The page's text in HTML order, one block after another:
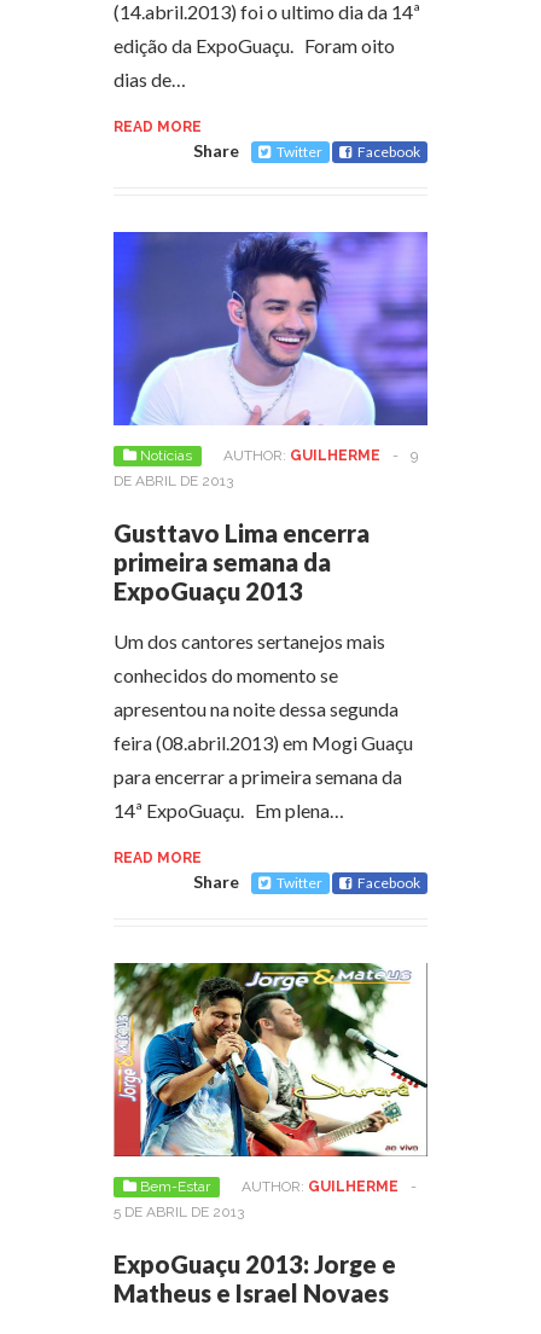
(14.abril.2013) foi o ultimo dia da 14ª
edição da ExpoGuaçu. Foram oito
dias de…
READ MORE
Share Twitter Facebook
Notícias AUTHOR: GUILHERME -
9
DE ABRIL DE 2013
Gusttavo Lima encerra
primeira semana da
ExpoGuaçu 2013
Um dos cantores sertanejos mais
conhecidos do momento se
apresentou na noite dessa segunda
feira (08.abril.2013) em Mogi Guaçu
para encerrar a primeira semana da
14ª ExpoGuaçu. Em plena…
READ MORE
Share Twitter Facebook
Bem-Estar AUTHOR: GUILHERME
-
5 DE ABRIL DE 2013
ExpoGuaçu 2013: Jorge e
Matheus e Israel Novaes